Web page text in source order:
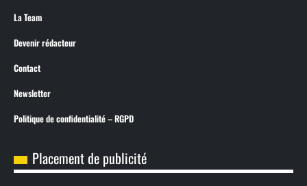
La Team
Devenir rédacteur
Contact
Newsletter
Politique de confidentialité – RGPD
Placement de publicité